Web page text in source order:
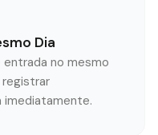
Dia
entrada no mesmo
registrar
imediatamente.